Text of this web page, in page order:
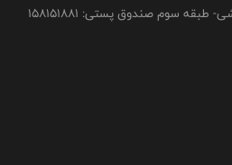
سوم صندوق پستی: 158151881